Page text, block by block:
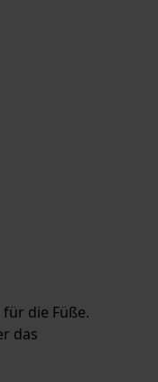
die Füße.
das